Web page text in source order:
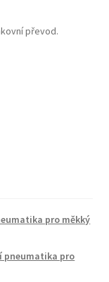
převod.
pro měkký
pneumatika pro